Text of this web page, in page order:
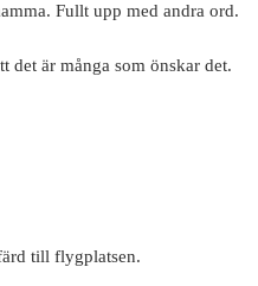
Fullt upp med andra ord.
det är många som önskar det.
till flygplatsen.